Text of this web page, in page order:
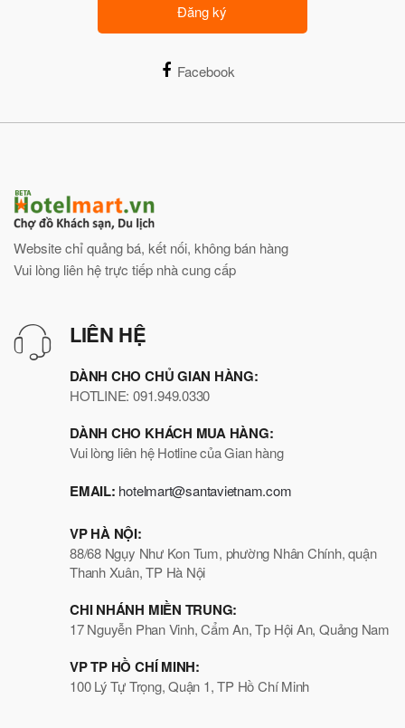
Đăng ký
Facebook
Website chỉ quảng bá, kết nối, không bán hàng
Vui lòng liên hệ trực tiếp nhà cung cấp
LIÊN HỆ
DÀNH CHO CHỦ GIAN HÀNG:
HOTLINE: 091.949.0330
DÀNH CHO KHÁCH MUA HÀNG:
Vui lòng liên hệ Hotline của Gian hàng
EMAIL: hotelmart@santavietnam.com
VP HÀ NỘI:
88/68 Ngụy Như Kon Tum, phường Nhân Chính, quận
Thanh Xuân, TP Hà Nội
CHI NHÁNH MIỀN TRUNG:
17 Nguyễn Phan Vinh, Cẩm An, Tp Hội An, Quảng Nam
VP TP HỒ CHÍ MINH:
100 Lý Tự Trọng, Quận 1, TP Hồ Chí Minh